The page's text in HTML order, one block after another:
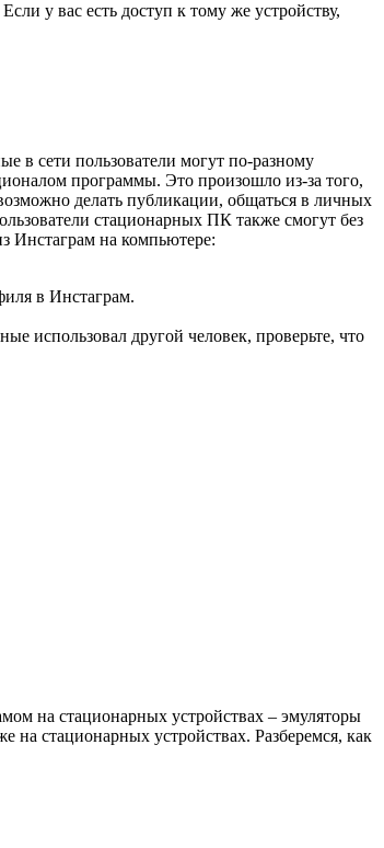
у вас есть доступ к тому же устройству,
в сети пользователи могут по-разному
программы. Это произошло из-за того,
делать публикации, общаться в личных
стационарных ПК также смогут без
Инстаграм на компьютере:
в Инстаграм.
использовал другой человек, проверьте, что
на стационарных устройствах – эмуляторы
стационарных устройствах. Разберемся, как